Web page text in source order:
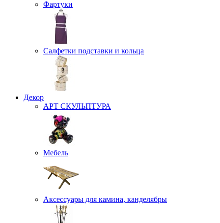
Фартуки
Салфетки подставки и кольца
Декор
АРТ СКУЛЬПТУРА
Мебель
Аксессуары для камина, канделябры